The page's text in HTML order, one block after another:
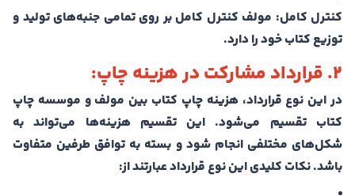
کنترل کامل: مولف کنترل کامل بر روی تمامی جنبه‌های تولید و
توزیع کتاب خود را دارد.
2. قرارداد مشارکت در هزینه چاپ:
در این نوع قرارداد، هزینه چاپ کتاب بین مولف و موسسه چاپ
کتاب تقسیم می‌شود. این تقسیم هزینه‌ها می‌تواند به
شکل‌های مختلفی انجام شود و بسته به توافق طرفین متفاوت
باشد. نکات کلیدی این نوع قرارداد عبارتند از: